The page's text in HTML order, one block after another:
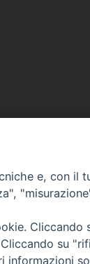
Tel.
e, con il
su
informazioni